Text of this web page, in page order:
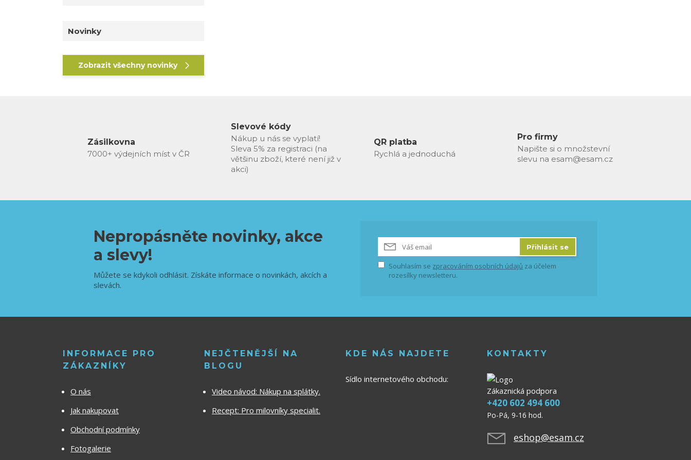
Novinky
Zobrazit všechny novinky
Zásilkovna
7000+ výdejních míst v ČR
Slevové kódy
Nákup u nás se vyplatí!
Sleva 5% za registraci (na
většinu zboží, které není již v
akci)
QR platba
Rychlá a jednoduchá
Pro firmy
Napište si o množstevní
slevu na esam@esam.cz
Nepropásněte novinky, akce
a slevy!
Můžete se kdykoli odhlásit. Získáte informace o novinkách, akcích a
slevách.
Přihlásit se
Souhlasím se zpracováním osobních údajů za účelem
rozesílky newsletteru.
INFORMACE PRO
ZÁKAZNÍKY
O nás
Jak nakupovat
Obchodní podmínky
Fotogalerie
NEJČTENĚJŠÍ NA
BLOGU
Video návod: Nákup na splátky.
Recept: Pro milovníky specialit.
KDE NÁS NAJDETE
Sídlo internetového obchodu:
KONTAKTY
Zákaznická podpora
+420 602 494 600
Po-Pá, 9-16 hod.
eshop@esam.cz